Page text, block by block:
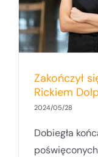
Zakończył
Rickiem
2024/05/28
Dobiegła